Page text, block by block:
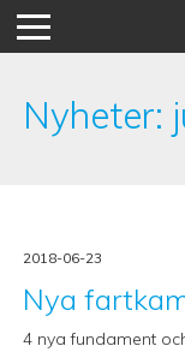
Hoppa
Nyheter:
2018-06-23
Nya
4 nya fundament